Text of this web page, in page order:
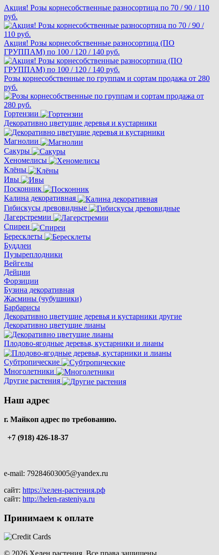
Акция! Розы корнесобственные разносортица по 70 / 90 / 110
руб.
Акция! Розы корнесобственные разносортица (ПО
ГРУППАМ) по 100 / 120 / 140 руб.
Розы корнесобственные по группам и сортам продажа от 280
руб.
Гортензии
Декоративно цветущие деревья и кустарники
Магнолии
Сакуры
Хеномелисы
Клёны
Ивы
Посконник
Калина декоративная
Гибискусы древовидные
Лагерстремии
Спиреи
Бересклеты
Буддлеи
Пузыреплодники
Вейгелы
Дейции
Форзиции
Бузина декоративная
Жасмины (чубушники)
Барбарисы
Декоративно цветущие деревья и кустарники другие
Декоративно цветущие лианы
Плодово-ягодные деревья, кустарники и лианы
Субтропические
Многолетники
Другие растения
Наш адрес
г. Майкоп адрес по требованию.
+7 (918) 426-18-37
e-mail: 79284603005@yandex.ru
сайт: https://хелен-растения.рф
сайт: http://helen-rasteniya.ru
Принимаем к оплате